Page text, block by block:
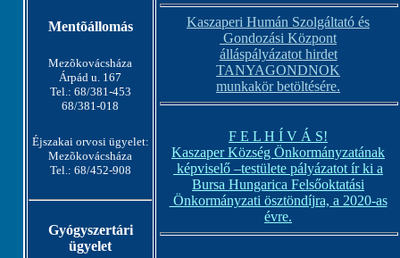
Mentõállomás
Mezõkovácsháza
Árpád u. 167
Tel.: 68/381-453
68/381-018
Éjszakai orvosi ügyelet:
Mezõkovácsháza
Tel.: 68/452-908
Gyógyszertári
ügyelet
Kaszaperi Humán Szolgáltató és
Gondozási Központ
álláspályázatot hirdet
TANYAGONDNOK
munkakör betöltésére.
F E L H Í V Á S!
Kaszaper Község Önkormányzatának
képviselő –testülete pályázatot ír ki a
Bursa Hungarica Felsőoktatási
Önkormányzati ösztöndíjra, a 2020-as
évre.